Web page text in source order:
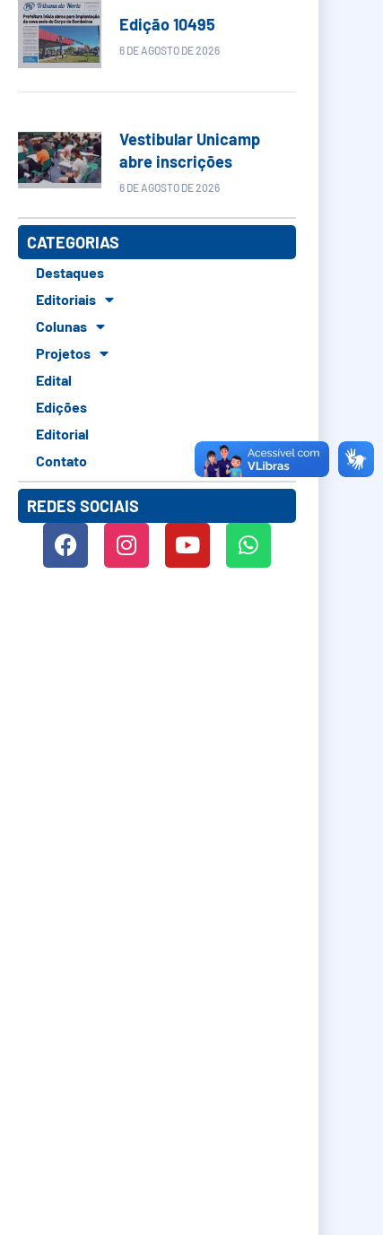
Edição 10495
6 DE AGOSTO DE 2026
Vestibular Unicamp
abre inscrições
6 DE AGOSTO DE 2026
CATEGORIAS
Destaques
Editoriais
Colunas
Projetos
Edital
Edições
Editorial
Contato
REDES SOCIAIS